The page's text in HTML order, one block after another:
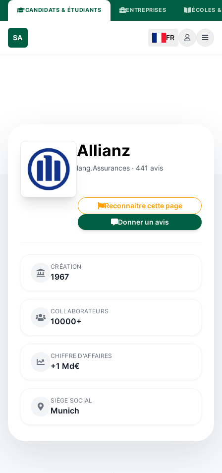
CANDIDATS & ÉTUDIANTS ENTREPRISES ÉCOLES
SA FR
Allianz
lang.Assurances · 441 avis
Reconnaitre cette page
Donner un avis
CRÉATION
1967
COLLABORATEURS
10000+
CHIFFRE D'AFFAIRES
+1 Md€
SIÈGE SOCIAL
Munich